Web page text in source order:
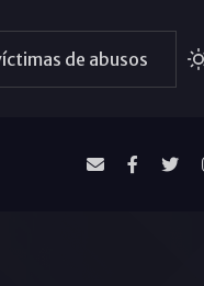
de abusos